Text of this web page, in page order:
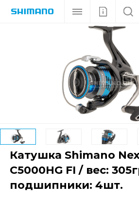
Катушка Shimano
С5000HG FI / вес:
подшипники: 4шт.